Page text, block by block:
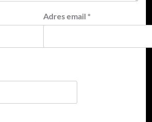
Adres email *